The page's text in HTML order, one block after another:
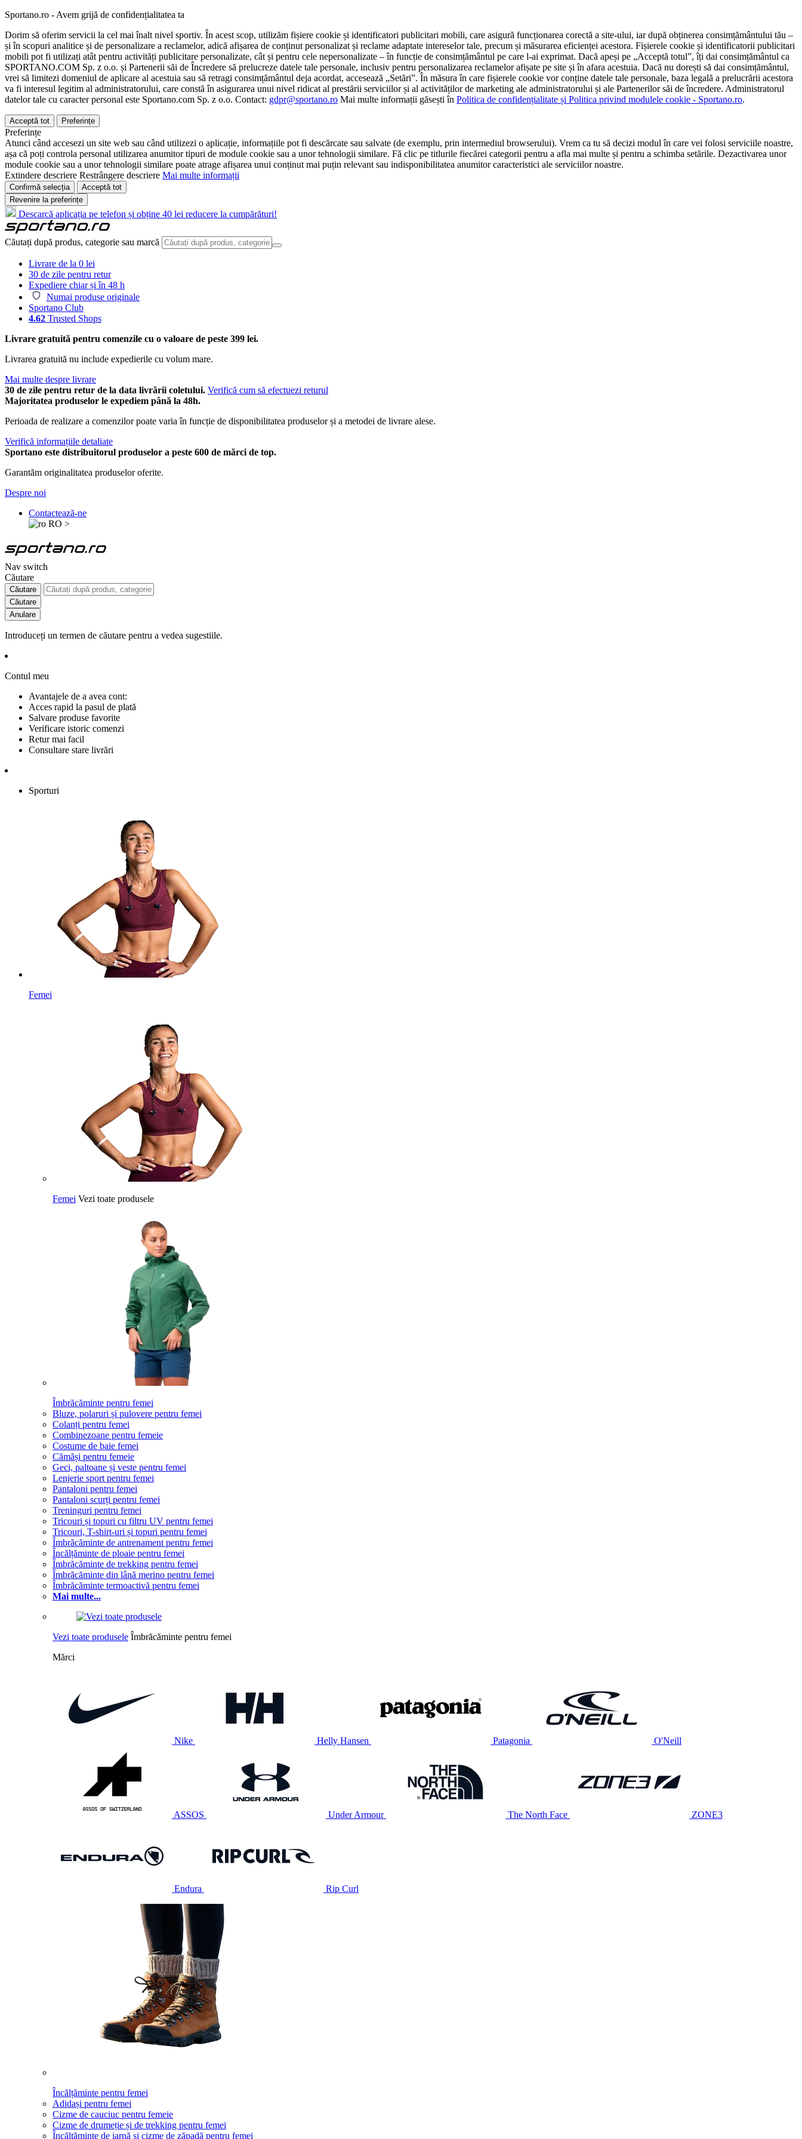
Sportano.ro - Avem grijă de confidențialitatea ta
Dorim să oferim servicii la cel mai înalt nivel sportiv. În acest scop, utilizăm fișiere cookie și identificatori publicitari mobili, care asigură funcționarea corectă a site-ului, iar după obținerea consimțământului tău –
și în scopuri analitice și de personalizare a reclamelor, adică afișarea de conținut personalizat și reclame adaptate intereselor tale, precum și măsurarea eficienței acestora. Fișierele cookie și identificatorii publicitari
mobili pot fi utilizați atât pentru activități publicitare personalizate, cât și pentru cele nepersonalizate – în funcție de consimțământul pe care l-ai exprimat. Dacă apeși pe „Acceptă totul”, îți dai consimțământul ca
SPORTANO.COM Sp. z o.o. și Partenerii săi de Încredere să prelucreze datele tale personale, inclusiv pentru personalizarea reclamelor afișate pe site și în afara acestuia. Dacă nu dorești să dai consimțământul,
vrei să limitezi domeniul de aplicare al acestuia sau să retragi consimțământul deja acordat, accesează „Setări”. În măsura în care fișierele cookie vor conține datele tale personale, baza legală a prelucrării acestora
va fi interesul legitim al administratorului, care constă în asigurarea unui nivel ridicat al prestării serviciilor și al activităților de marketing ale administratorului și ale Partenerilor săi de încredere. Administratorul
datelor tale cu caracter personal este Sportano.com Sp. z o.o. Contact: gdpr@sportano.ro Mai multe informații găsești în Politica de confidențialitate și Politica privind modulele cookie - Sportano.ro.
Acceptă tot Preferințe
Preferințe
Atunci când accesezi un site web sau când utilizezi o aplicație, informațiile pot fi descărcate sau salvate (de exemplu, prin intermediul browserului). Vrem ca tu să decizi modul în care vei folosi serviciile noastre,
așa că poți controla personal utilizarea anumitor tipuri de module cookie sau a unor tehnologii similare. Fă clic pe titlurile fiecărei categorii pentru a afla mai multe și pentru a schimba setările. Dezactivarea unor
module cookie sau a unor tehnologii similare poate atrage afișarea unui conținut mai puțin relevant sau indisponibilitatea anumitor caracteristici ale serviciilor noastre.
Extindere descriere Restrângere descriere Mai multe informații
Confirmă selecția
Acceptă tot
Revenire la preferințe
Descarcă aplicația pe telefon și obține 40 lei reducere la cumpărături!
Căutați după produs, categorie sau marcă
Livrare de la 0 lei
30 de zile pentru retur
Expediere chiar și în 48 h
Numai produse originale
Sportano Club
4.62 Trusted Shops
Livrare gratuită pentru comenzile cu o valoare de peste 399 lei.
Livrarea gratuită nu include expedierile cu volum mare.
Mai multe despre livrare
30 de zile pentru retur de la data livrării coletului. Verifică cum să efectuezi returul
Majoritatea produselor le expediem până la 48h.
Perioada de realizare a comenzilor poate varia în funcție de disponibilitatea produselor și a metodei de livrare alese.
Verifică informațiile detaliate
Sportano este distribuitorul produselor a peste 600 de mărci de top.
Garantăm originalitatea produselor oferite.
Despre noi
Contactează-ne
RO >
Nav switch
Căutare
Căutare
Căutare
Anulare
Introduceți un termen de căutare pentru a vedea sugestiile.
Contul meu
Avantajele de a avea cont:
Acces rapid la pasul de plată
Salvare produse favorite
Verificare istoric comenzi
Retur mai facil
Consultare stare livrări
Sporturi
Femei
Femei Vezi toate produsele
Îmbrăcăminte pentru femei
Bluze, polaruri și pulovere pentru femei
Colanți pentru femei
Combinezoane pentru femeie
Costume de baie femei
Cămăși pentru femeie
Geci, paltoane și veste pentru femei
Lenjerie sport pentru femei
Pantaloni pentru femei
Pantaloni scurți pentru femei
Treninguri pentru femei
Tricouri și topuri cu filtru UV pentru femei
Tricouri, T-shirt-uri și topuri pentru femei
Îmbrăcăminte de antrenament pentru femei
Încălțăminte de ploaie pentru femei
Îmbrăcăminte de trekking pentru femei
Îmbrăcăminte din lână merino pentru femei
Îmbrăcăminte termoactivă pentru femei
Mai multe...
Vezi toate produsele Îmbrăcăminte pentru femei
Mărci
Nike Helly Hansen Patagonia O'Neill
ASSOS Under Armour The North Face ZONE3
Endura Rip Curl
Încălțăminte pentru femei
Adidași pentru femei
Cizme de cauciuc pentru femeie
Cizme de drumeție și de trekking pentru femei
Încălțăminte de iarnă și cizme de zăpadă pentru femei